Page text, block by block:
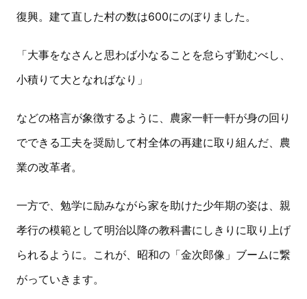
復興。建て直した村の数は600にのぼりました。
「大事をなさんと思わば小なることを怠らず勤むべし、
小積りて大となればなり」
などの格言が象徴するように、農家一軒一軒が身の回り
でできる工夫を奨励して村全体の再建に取り組んだ、農
業の改革者。
一方で、勉学に励みながら家を助けた少年期の姿は、親
孝行の模範として明治以降の教科書にしきりに取り上げ
られるように。これが、昭和の「金次郎像」ブームに繋
がっていきます。